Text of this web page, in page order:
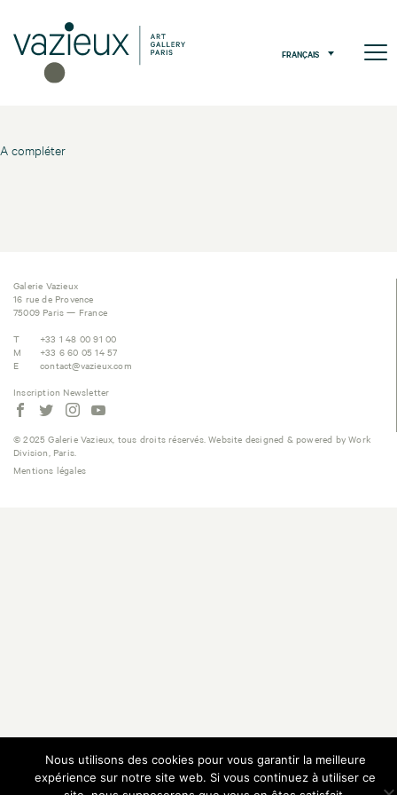
FRANÇAIS
A compléter
Galerie Vazieux
16 rue de Provence
75009 Paris — France
T
+33 1 48 00 91 00
M
+33 6 60 05 14 57
E
contact@vazieux.com
Inscription Newsletter
© 2025 Galerie Vazieux, tous droits réservés. Website designed & powered by Work
Division, Paris.
Mentions légales
Nous utilisons des cookies pour vous garantir la meilleure
expérience sur notre site web. Si vous continuez à utiliser ce